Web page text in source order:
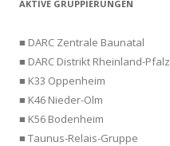
AKTIVE GRUPPIERUNGEN
■ DARC Zentrale Baunatal
■ DARC Distrikt Rheinland-Pfalz
■ K33 Oppenheim
■ K46 Nieder-Olm
■ K56 Bodenheim
■ Taunus-Relais-Gruppe